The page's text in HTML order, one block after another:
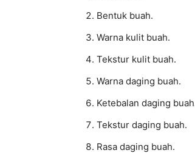
Bentuk buah.
Warna kulit buah.
Tekstur kulit buah.
Warna daging buah.
Ketebalan daging
Tekstur daging buah.
Rasa daging buah.